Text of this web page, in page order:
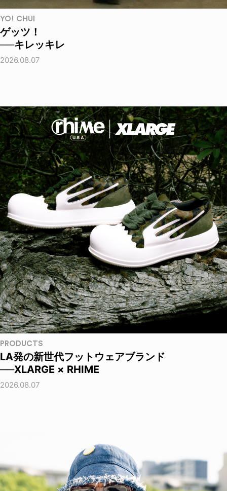
YO! CHUI
ゲッツ！
──キレッキレ
2026.08.07
PRODUCTS
LA発の新世代フットウェアブランド
──XLARGE × RHIME
2026.08.07